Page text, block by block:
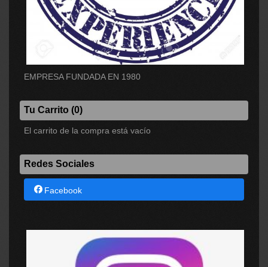
EMPRESA FUNDADA EN 1980
Tu Carrito (0)
El carrito de la compra está vacío
Redes Sociales
Facebook